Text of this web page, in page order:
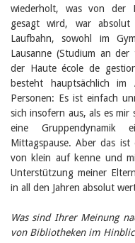
wiederholt, was von der
gesagt wird, war
Laufbahn, sowohl im
Lausanne (Studium an
der Haute école de
besteht hauptsächlich
Personen: Es ist einfach
sich insofern aus, als es mir
eine
Mittagspause. Aber das
von klein auf kenne und
Unterstützung meiner
in all den Jahren absolut
Was sind Ihrer Meinung
von Bibliotheken im